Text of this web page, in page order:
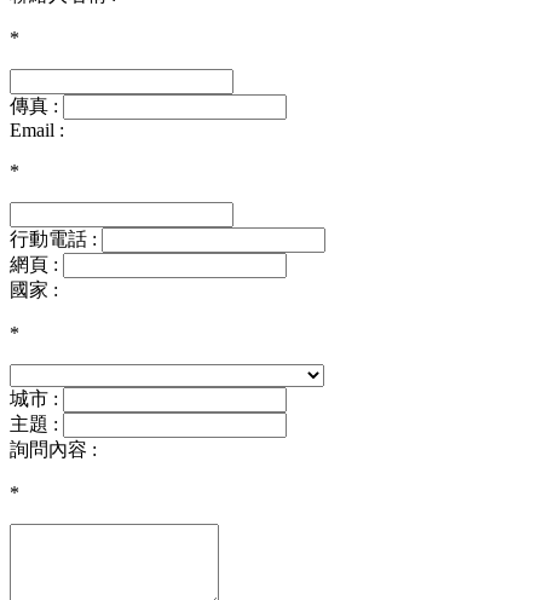
*
傳真 :
Email :
*
行動電話 :
網頁 :
國家 :
*
城市 :
主題 :
詢問內容 :
*